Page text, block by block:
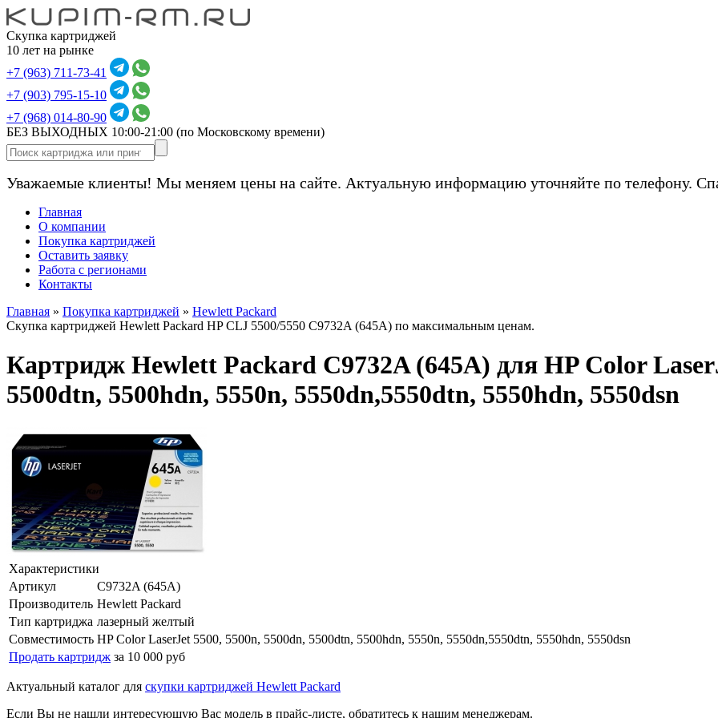
Скупка картриджей
10 лет на рынке
+7 (963) 711-73-41
+7 (903) 795-15-10
+7 (968) 014-80-90
БЕЗ ВЫХОДНЫХ 10:00-21:00 (по Московскому времени)
Уважаемые клиенты! Мы меняем цены на сайте. Актуальную информацию уточняйте по телефону.
Главная
О компании
Покупка картриджей
Оставить заявку
Работа с регионами
Контакты
Главная » Покупка картриджей » Hewlett Packard
Скупка картриджей Hewlett Packard HP CLJ 5500/5550 C9732A (645A) по максимальным ценам.
Картридж Hewlett Packard C9732A (645A) для HP Color
5500dtn, 5500hdn, 5550n, 5550dn,5550dtn, 5550hdn, 5550dsn
Характеристики
Артикул
C9732A (645A)
Производитель Hewlett Packard
Тип картриджа лазерный желтый
Совместимость HP Color LaserJet 5500, 5500n, 5500dn, 5500dtn, 5500hdn, 5550n, 5550dn,5550dtn, 5550hdn, 5550dsn
Продать картридж за 10 000 руб
Актуальный каталог для скупки картриджей Hewlett Packard
Если Вы не нашли интересующую Вас модель в прайс-листе, обратитесь к нашим менеджерам.